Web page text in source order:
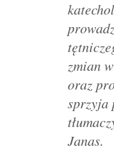
zmian
oraz
sprzyja
Janas.